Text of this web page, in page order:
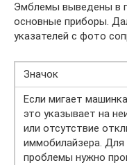
Эмблемы выведены в
основные приборы.
указателей с фото
Значок
Если мигает
это указывает на
или отсутствие
иммобилайзера. Для
проблемы нужно